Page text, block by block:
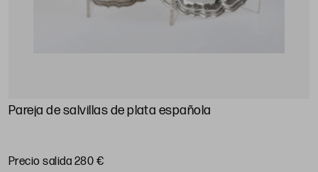
Pareja de salvillas de plata española
Precio salida 280 €